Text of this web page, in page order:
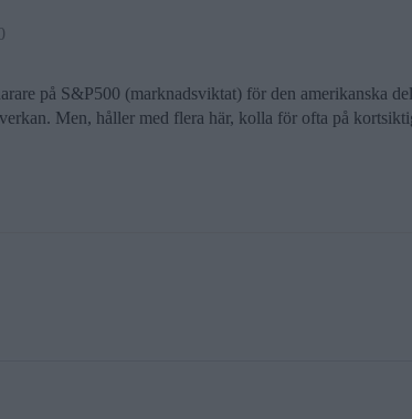
på S&P500 (marknadsviktat) för den amerikanska
Men, håller med flera här, kolla för ofta på